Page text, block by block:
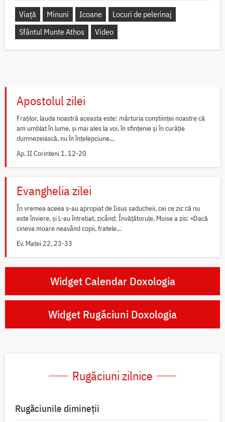
Viață Minuni Icoane
Locuri de pelerinaj
Sfântul Munte Athos
Video
Apostolul zilei
Fraților, lauda noastră aceasta este: mărturia conștiinței noastre că
am umblat în lume, și mai ales la voi, în sfințenie și în curăție
dumnezeiască, nu în înțelepciune...
Ap. II Corinteni 1, 12-20
Evanghelia zilei
În vremea aceea s-au apropiat de Iisus saducheii, cei ce zic că nu
este înviere, și L-au întrebat, zicând: Învățătorule, Moise a zis: «Dacă
cineva moare neavând copii, fratele...
Ev. Matei 22, 23-33
Widget Calendar Doxologia
Widget Rugăciuni Doxologia
Rugăciuni zilnice
Rugăciunile dimineții